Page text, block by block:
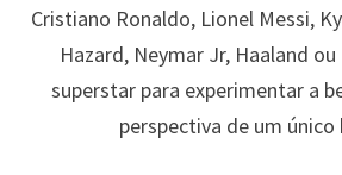
Cristiano Ronaldo, Lionel Messi,
Hazard, Neymar Jr, Haaland
superstar para experimentar a
perspectiva de um único